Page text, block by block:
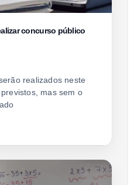
concurso público
realizados neste
mas sem o